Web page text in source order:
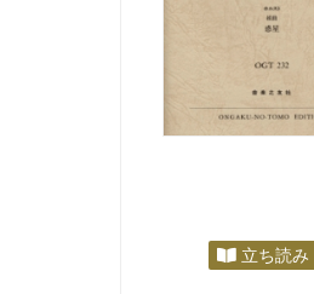
立ち読み